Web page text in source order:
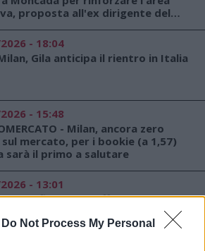
Do Not Process My Personal
proposta all'ex dirigente del
- 18:04
Gila anticipa il rientro in Italia
- 15:48
- Milan, ancora zero
mercato, per i bookie (a 1,57)
sarà il primo a salutare
- 13:01
rifiutata un'offerta del